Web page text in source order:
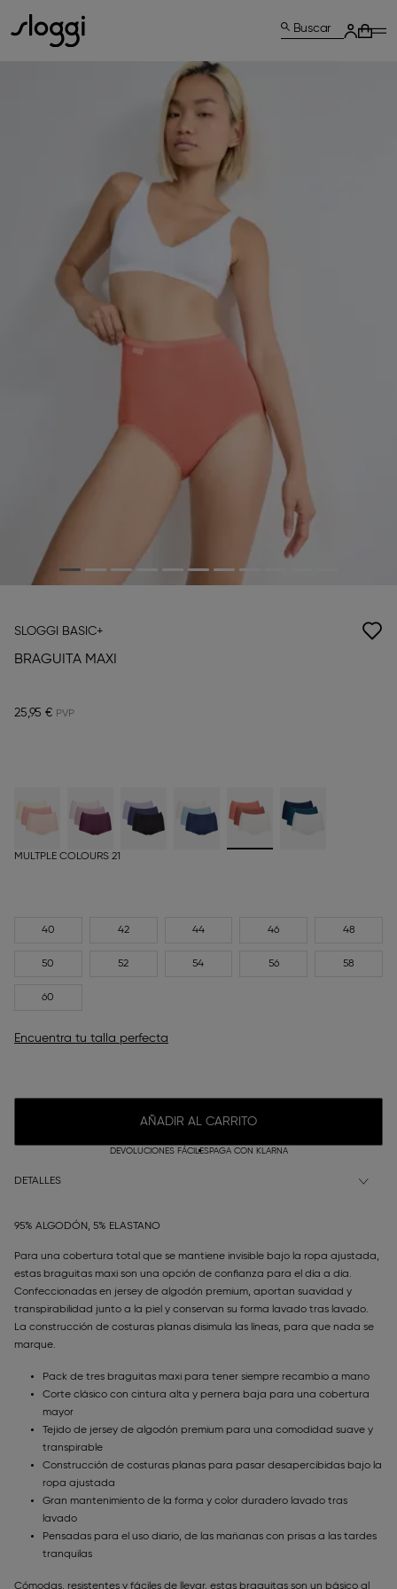
Buscar
SLOGGI BASIC+
BRAGUITA MAXI
25,95 €
MULTPLE COLOURS 21
40 42 44 46 48
50 52 54 56 58
60
Encuentra tu talla perfecta
AÑADIR AL CARRITO
DEVOLUCIONES FÁCILESPAGA CON KLARNA
DETALLES
95% ALGODÓN, 5% ELASTANO
Para una cobertura total que se mantiene invisible bajo la ropa ajustada,
estas braguitas maxi son una opción de confianza para el día a día.
Confeccionadas en jersey de algodón premium, aportan suavidad y
transpirabilidad junto a la piel y conservan su forma lavado tras lavado.
La construcción de costuras planas disimula las líneas, para que nada se
marque.
Pack de tres braguitas maxi para tener siempre recambio a mano
Corte clásico con cintura alta y pernera baja para una cobertura
mayor
Tejido de jersey de algodón premium para una comodidad suave y
transpirable
Construcción de costuras planas para pasar desapercibidas bajo la
ropa ajustada
Gran mantenimiento de la forma y color duradero lavado tras
lavado
Pensadas para el uso diario, de las mañanas con prisas a las tardes
tranquilas
Cómodas, resistentes y fáciles de llevar, estas braguitas son un básico al